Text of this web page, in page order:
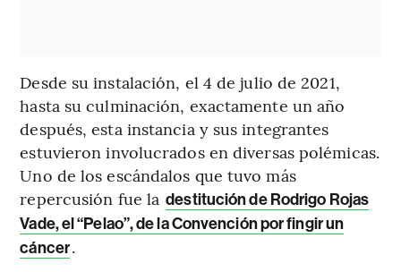
Desde su instalación, el 4 de julio de 2021,
hasta su culminación, exactamente un año
después, esta instancia y sus integrantes
estuvieron involucrados en diversas polémicas.
Uno de los escándalos que tuvo más
repercusión fue la destitución de Rodrigo Rojas
Vade, el “Pelao”, de la Convención por fingir un
cáncer.